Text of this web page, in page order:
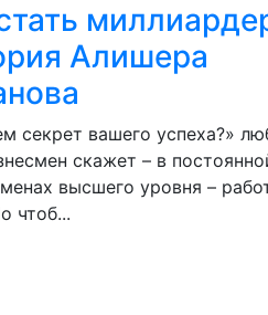
Алишера
секрет вашего успеха?»
скажет – в
высшего уровня –
чтоб...